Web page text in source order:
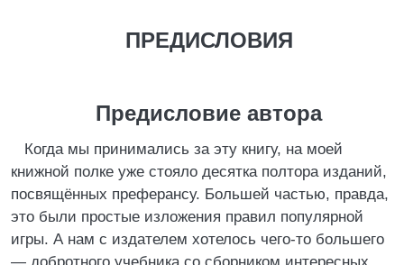
ПРЕДИСЛОВИЯ
Предисловие автора
Когда мы принимались за эту книгу, на моей
книжной полке уже стояло десятка полтора изданий,
посвящённых преферансу. Большей частью, правда,
это были простые изложения правил популярной
игры. А нам с издателем хотелось чего-то большего